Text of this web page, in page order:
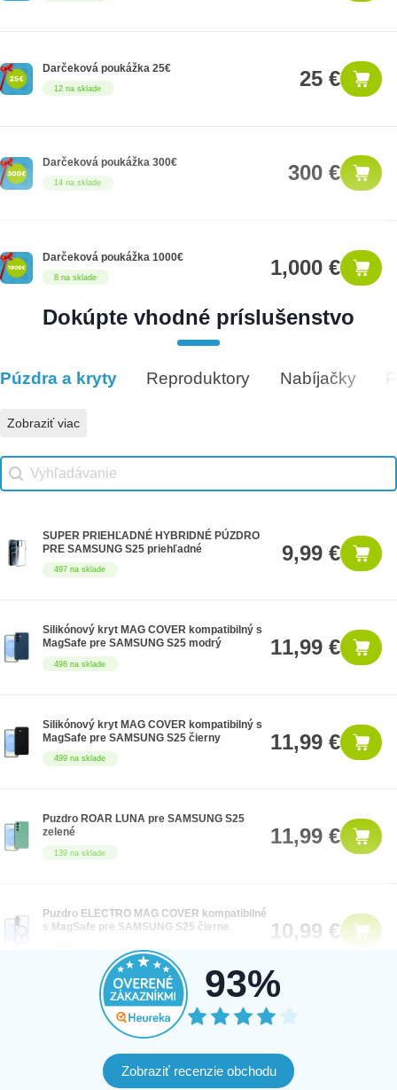
12 na sklade
Darčeková poukážka 25€ 25 €
14 na sklade
Darčeková poukážka 300€ 300 €
8 na sklade
Darčeková poukážka 1000€ 1,000 €
9 na sklade
Dokúpte vhodné príslušenstvo
Vhodné príslušenstvo
Púzdra a kryty Reproduktory Nabíjačky
Zobraziť viac
Vhodné príslušenstvo search
Search content
497 na sklade
SUPER PRIEHĽADNÉ HYBRIDNÉ PÚZDRO
PRE SAMSUNG S25 priehľadné
9,99 €
498 na sklade
Silikónový kryt MAG COVER kompatibilný s
MagSafe pre SAMSUNG S25 modrý
11,99 €
499 na sklade
Silikónový kryt MAG COVER kompatibilný s
MagSafe pre SAMSUNG S25 čierny
11,99 €
139 na sklade
Puzdro ROAR LUNA pre SAMSUNG S25
zelené
11,99 €
Puzdro ELECTRO MAG COVER kompatibilné
s MagSafe pre SAMSUNG S25 čierne
10,99 €
Priehľadné puzdro pre Samsung S25 2 mm,
blikajúce, transparentné
11,99 €
93%
Zobraziť recenzie obchodu